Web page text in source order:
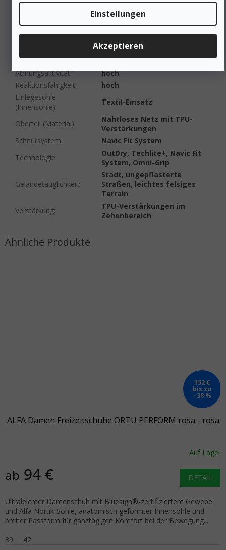
Einstellungen
Akzeptieren
Membrane - Typ:
OutDry
Schaumstoff in der
Zwischensohle:
Techlite+ mit Fluidframe
Zentrum
Einzige:
Omni-Grip Gummi
Atmungsaktivität:
hoch
Reaktionsfähigkeit:
hoch
Einlegesohle
(Innensohle):
Textil-Einsatz
Oberteil (Material):
Nahtloses Netz mit TPU-
Verstärkungen
Schnürsystem:
Navic Fit System
Technologie:
OutDry, Techlite+, Navic Fit
System, Omni-Grip
Geländetauglichkeit:
Stadt, ungepflasterte
Straßen, leichtes felsiges
Terrain
Verstärkung:
TPU-Verstärkungen im
Zehenbereich
152 €
bis zu
–38 %
ALFA Damen Freizeitschuhe ORTU PERFORM rosa - rosa
Auf Lager
ab 94 € DETAIL
Ultraleichter Damenschuh mit Bluesign®-zertifiziertem Gewebe
und Alfa Nortik-Sohle, anatomisch geformter Innensohle und
breiter Passform für ganztägigen Komfort bei der Bewegung...
39
42